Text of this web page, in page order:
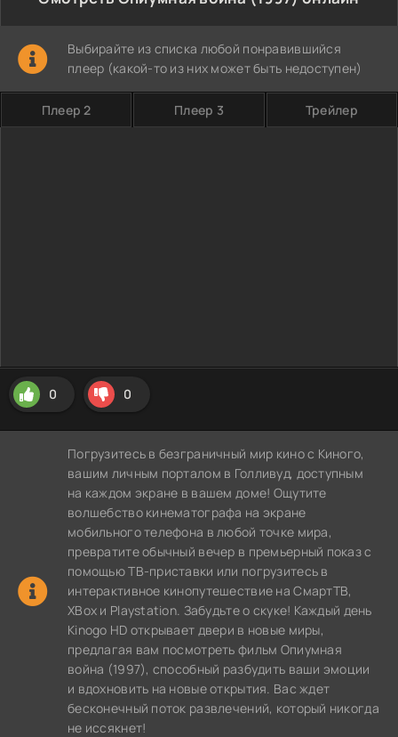
Выбирайте из списка любой понравившийся
плеер (какой-то из них может быть недоступен)
Плеер 2 Плеер 3 Трейлер
0 0
Погрузитесь в безграничный мир кино с Киного,
вашим личным порталом в Голливуд, доступным
на каждом экране в вашем доме! Ощутите
волшебство кинематографа на экране
мобильного телефона в любой точке мира,
превратите обычный вечер в премьерный показ с
помощью ТВ-приставки или погрузитесь в
интерактивное кинопутешествие на СмартТВ,
XBox и Playstation. Забудьте о скуке! Каждый день
Kinogo HD открывает двери в новые миры,
предлагая вам посмотреть фильм Опиумная
война (1997), способный разбудить ваши эмоции
и вдохновить на новые открытия. Вас ждет
бесконечный поток развлечений, который никогда
не иссякнет!